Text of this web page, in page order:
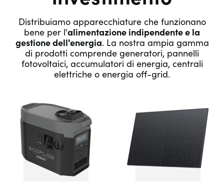
Distribuiamo apparecchiature che funzionano
bene per l'alimentazione indipendente e la
gestione dell'energia. La nostra ampia gamma
di prodotti comprende generatori, pannelli
fotovoltaici, accumulatori di energia, centrali
elettriche o energia off-grid.